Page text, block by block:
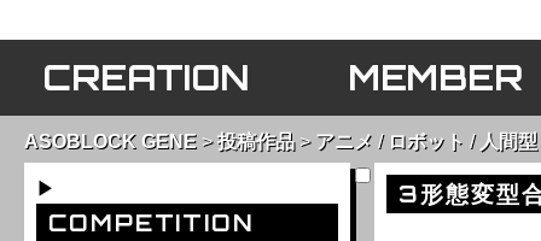
CREATION MEMBER
ASOBLOCK GENE 投稿作品 アニメ / ロボット / 人間型
▶
COMPETITION
3形態変